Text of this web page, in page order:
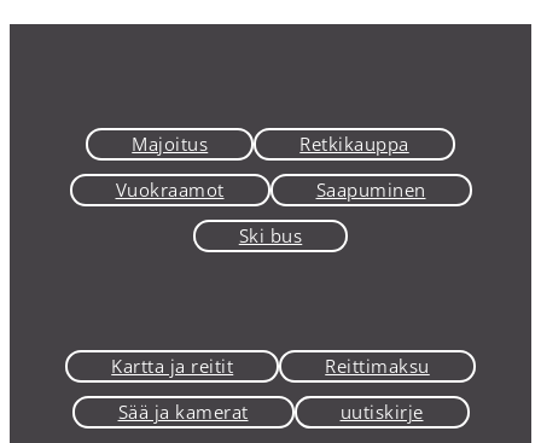
Majoitus
Retkikauppa
Vuokraamot
Saapuminen
Ski bus
Kartta ja reitit
Reittimaksu
Sää ja kamerat
uutiskirje